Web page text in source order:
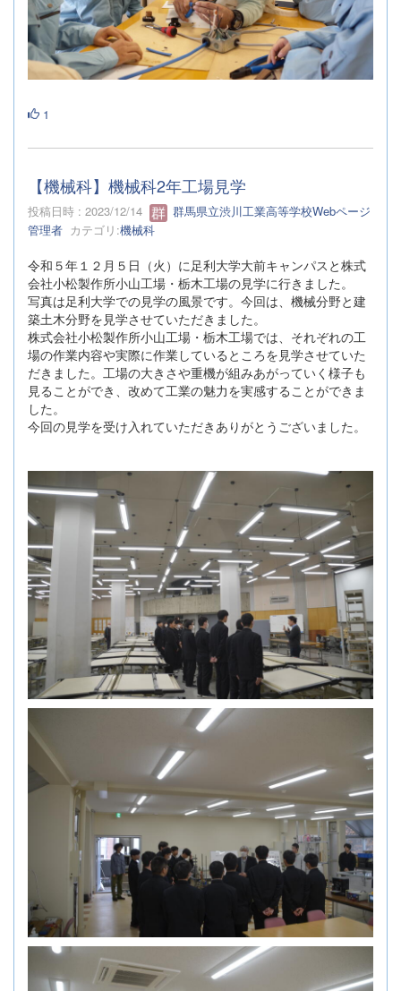
1
【機械科】機械科2年工場見学
投稿日時 : 2023/12/14
群馬県立渋川工業高等学校Webページ
管理者 カテゴリ:機械科
令和５年１２月５日（火）に足利大学大前キャンパスと株式
会社小松製作所小山工場・栃木工場の見学に行きました。
写真は足利大学での見学の風景です。今回は、機械分野と建
築土木分野を見学させていただきました。
株式会社小松製作所小山工場・栃木工場では、それぞれの工
場の作業内容や実際に作業しているところを見学させていた
だきました。工場の大きさや重機が組みあがっていく様子も
見ることができ、改めて工業の魅力を実感することができま
した。
今回の見学を受け入れていただきありがとうございました。